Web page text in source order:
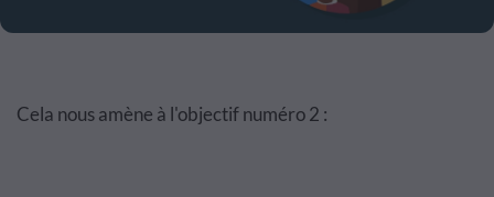
Cela nous amène à l'objectif numéro 2 :